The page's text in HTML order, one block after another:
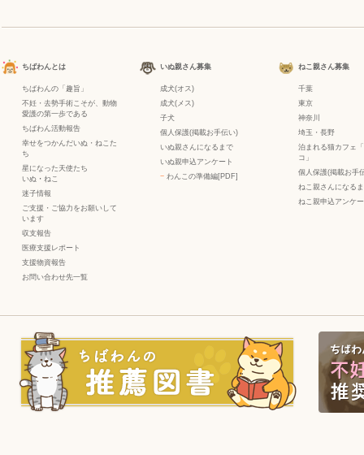
ちばわんとは
ちばわんの「趣旨」
不妊・去勢手術こそが、動物
愛護の第一歩である
ちばわん活動報告
幸せをつかんだいぬ・ねこた
ち
星になった天使たち
いぬ ・ ねこ
迷子情報
ご支援・ご協力をお願いして
います
収支報告
医療支援レポート
支援物資報告
お問い合わせ先一覧
いぬ親さん募集
成犬(オス)
成犬(メス)
子犬
個人保護(掲載お手伝い)
いぬ親さんになるまで
いぬ親申込アンケート
− わんこの準備編[PDF]
ねこ親さん募集
千葉
東京
神奈川
埼玉・長野
泊まれる猫カフェ
コ」
個人保護(掲載お手
ねこ親さんになる
ねこ親申込アンケ